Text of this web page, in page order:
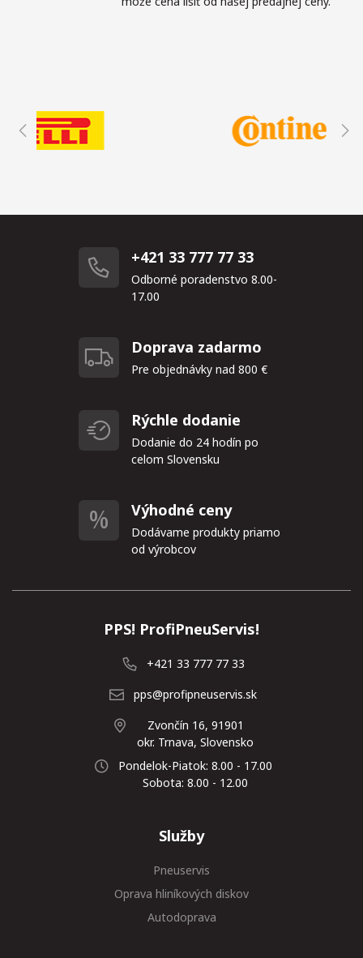
+421 33 777 77 33
Odborné poradenstvo 8.00-
17.00
Doprava zadarmo
Pre objednávky nad 800 €
Rýchle dodanie
Dodanie do 24 hodín po
celom Slovensku
Výhodné ceny
Dodávame produkty priamo
od výrobcov
PPS! ProfiPneuServis!
+421 33 777 77 33
pps@profipneuservis.sk
Zvončín 16, 91901
okr. Trnava, Slovensko
Pondelok-Piatok: 8.00 - 17.00
Sobota: 8.00 - 12.00
Služby
Pneuservis
Oprava hliníkových diskov
Autodoprava